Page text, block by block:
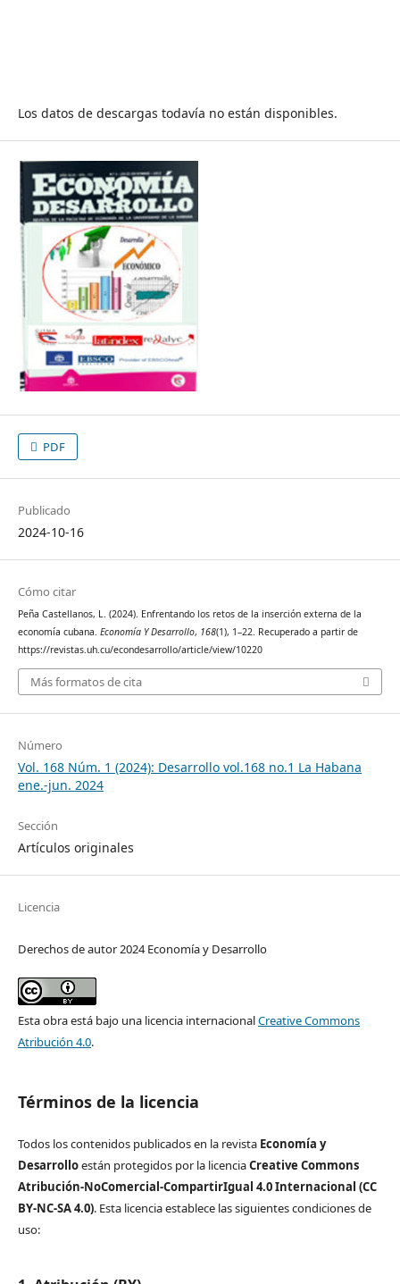
Los datos de descargas todavía no están disponibles.
PDF
Publicado
2024-10-16
Cómo citar
Peña Castellanos, L. (2024). Enfrentando los retos de la inserción externa de la
economía cubana. Economía Y Desarrollo, 168(1), 1–22. Recuperado a partir de
https://revistas.uh.cu/econdesarrollo/article/view/10220
Más formatos de cita
Número
Vol. 168 Núm. 1 (2024): Desarrollo vol.168 no.1 La Habana
ene.-jun. 2024
Sección
Artículos originales
Licencia
Derechos de autor 2024 Economía y Desarrollo
Esta obra está bajo una licencia internacionalCreative Commons
Atribución 4.0.
Términos de la licencia
Todos los contenidos publicados en la revista Economía y
Desarrolloestán protegidos por la licenciaCreative Commons
Atribución-NoComercial-CompartirIgual 4.0 Internacional (CC
BY-NC-SA 4.0). Esta licencia establece las siguientes condiciones de
uso: